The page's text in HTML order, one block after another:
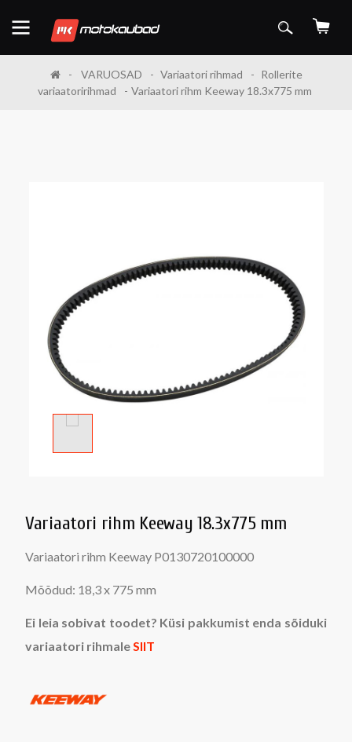
VARUOSAD Variaatori rihmad
Rollerite
variaatoririhmad
Variaatori rihm Keeway 18.3x775 mm
Variaatori rihm Keeway 18.3x775 mm
Variaatori rihm Keeway P0130720100000
Mõõdud: 18,3 x 775 mm
Ei leia sobivat toodet? Küsi pakkumist enda sõiduki
variaatori rihmaleSIIT